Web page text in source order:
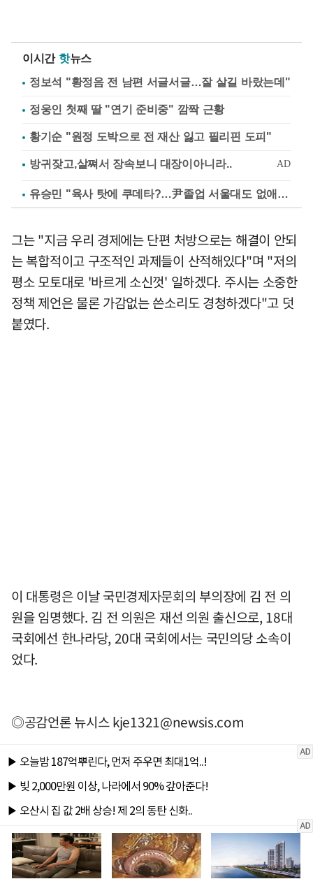
이시간 핫뉴스
정보석 "황정음 전 남편 서글서글…잘 살길 바랐는데"
정웅인 첫째 딸 "연기 준비중" 깜짝 근황
황기순 "원정 도박으로 전 재산 잃고 필리핀 도피"
유승민 "육사 탓에 쿠데타?…尹졸업 서울대도 없애나"
그는 "지금 우리 경제에는 단편 처방으로는 해결이 안되
는 복합적이고 구조적인 과제들이 산적해있다"며 "저의
평소 모토대로 '바르게 소신껏' 일하겠다. 주시는 소중한
정책 제언은 물론 가감없는 쓴소리도 경청하겠다"고 덧
붙였다.
이 대통령은 이날 국민경제자문회의 부의장에 김 전 의
원을 임명했다. 김 전 의원은 재선 의원 출신으로, 18대
국회에선 한나라당, 20대 국회에서는 국민의당 소속이
었다.
◎공감언론 뉴시스kje1321@newsis.com